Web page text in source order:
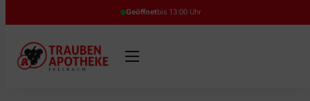
Geöffnetbis 13:00 Uhr